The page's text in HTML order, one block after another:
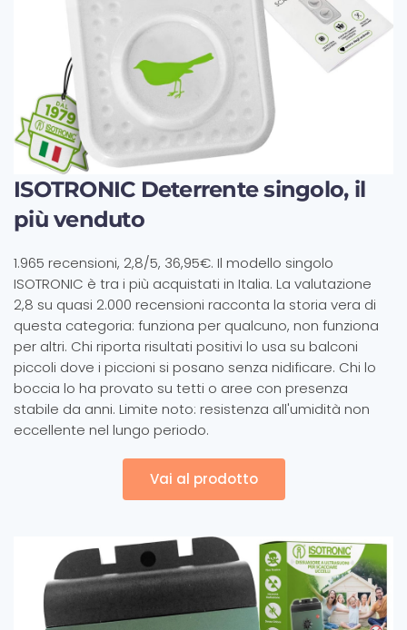
ISOTRONIC Deterrente singolo, il
più venduto
1.965 recensioni, 2,8/5, 36,95€. Il modello singolo
ISOTRONIC è tra i più acquistati in Italia. La valutazione
2,8 su quasi 2.000 recensioni racconta la storia vera di
questa categoria: funziona per qualcuno, non funziona
per altri. Chi riporta risultati positivi lo usa su balconi
piccoli dove i piccioni si posano senza nidificare. Chi lo
boccia lo ha provato su tetti o aree con presenza
stabile da anni. Limite noto: resistenza all'umidità non
eccellente nel lungo periodo.
Vai al prodotto